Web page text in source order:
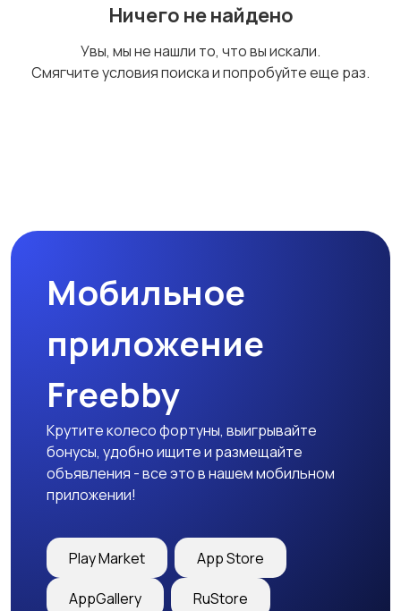
Медицина Начало карьеры
Образование и наука
закупки
Ничего не найдено
Увы, мы не нашли то, что вы искали.
Смягчите условия поиска и попробуйте еще раз.
Мобильное
приложение
Freebby
Крутите колесо фортуны, выигрывайте
бонусы, удобно ищите и размещайте
объявления - все это в нашем мобильном
приложении!
Play Market App Store
AppGallery RuStore